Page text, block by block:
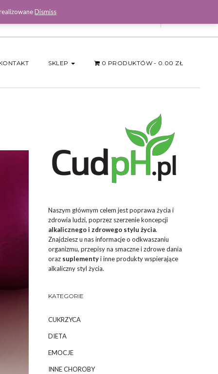
SKLEP 0 PRODUKTÓW 0.00 ZŁ
Naszym głównym celem jest poprawa życia i
zdrowia ludzi, poprzez szerzenie koncepcji
alkalicznego i zdrowego stylu życia.
Znajdziesz u nas informacje o odkwaszaniu
organizmu, przepisy na smaczne i zdrowe dania
oraz suplementyi inne produkty wspierające
alkaliczny styl życia.
KATEGORIE
CUKRZYCA
DIETA
EMOCJE
INNE CHOROBY
Dismiss